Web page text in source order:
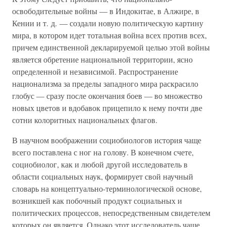
освободительные войны — в Индокитае, в Алжире, в
Кении и т. д. — создали новую политическую картину
мира, в котором идет тотальная война всех против всех,
причем единственной декларируемой целью этой войны
является обретение национальной территории, ясно
определенной и независимой. Распространение
национализма за пределы западного мира раскрасило
глобус — сразу после окончания боев — во множество
новых цветов и вдобавок прицепило к нему почти две
сотни колоритных национальных флагов.
В научном воображении социобиологов история чаще
всего поставлена с ног на голову. В конечном счете,
социобиолог, как и любой другой исследователь в
области социальных наук, формирует свой научный
словарь на концептуально-терминологической основе,
возникшей как побочный продукт социальных и
политических процессов, непосредственным свидетелем
которых он является. Однако этот исследователь чаще